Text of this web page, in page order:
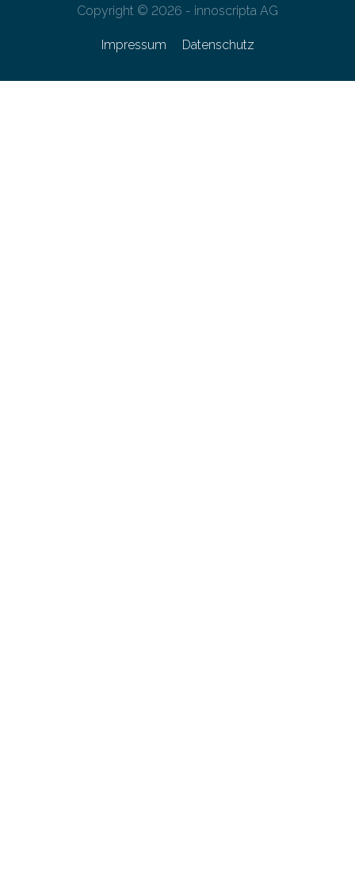
Copyright © 2026 - innoscripta AG
Impressum Datenschutz